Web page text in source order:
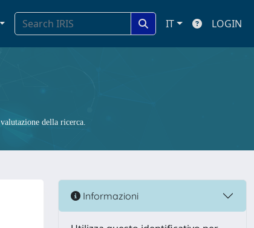
IT LOGIN
della ricerca.
Informazioni